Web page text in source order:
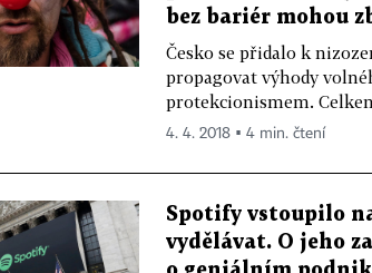
bez bariér mohou
Česko se přidalo k
propagovat výhody
protekcionismem.
4. 4. 2018 ▪ 4 min. čtení
Spotify vstoupilo
vydělávat. O jeho